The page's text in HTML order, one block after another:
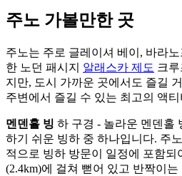
주노 가볼만한 곳
주노는 주로 글레이셔 베이, 바라
한 노던 패시지 알래스카 제도 크
지만, 도시 가까운 곳에서도 즐길
주변에서 즐길 수 있는 최고의 액
멘덴홀 빙 하 구경 - 놀라운 멘덴홀
하기 쉬운 빙하 중 하나입니다. 주
적으로 빙하 방문이 일정에 포함되
(2.4km)에 걸쳐 뻗어 있고 반짝이